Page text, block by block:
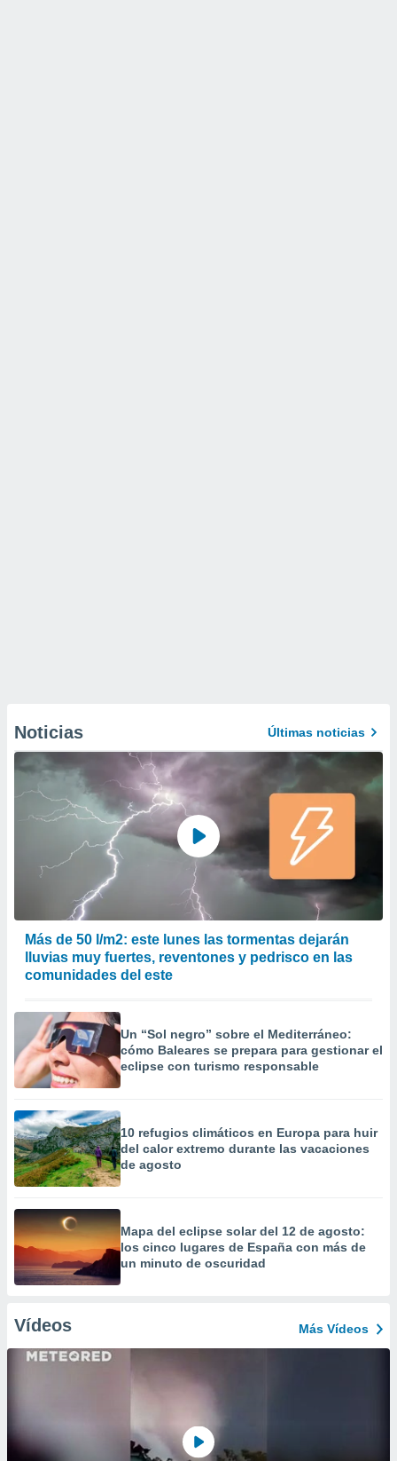
Noticias Últimas noticias
Más de 50 l/m2: este lunes las tormentas dejarán
lluvias muy fuertes, reventones y pedrisco en las
comunidades del este
Un “Sol negro” sobre el Mediterráneo:
cómo Baleares se prepara para gestionar el
eclipse con turismo responsable
10 refugios climáticos en Europa para huir
del calor extremo durante las vacaciones
de agosto
Mapa del eclipse solar del 12 de agosto:
los cinco lugares de España con más de
un minuto de oscuridad
Vídeos Más Vídeos